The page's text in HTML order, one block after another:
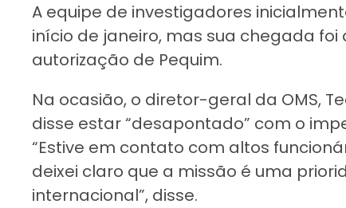
A equipe de investigadores
início de janeiro, mas sua chegada
autorização de Pequim.
Na ocasião, o diretor-geral da OMS,
disse estar “desapontado” com o
“Estive em contato com altos
deixei claro que a missão é uma
internacional”, disse.